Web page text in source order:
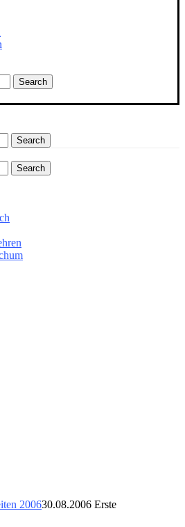
Search
Search
Search
200630.08.2006 Erste